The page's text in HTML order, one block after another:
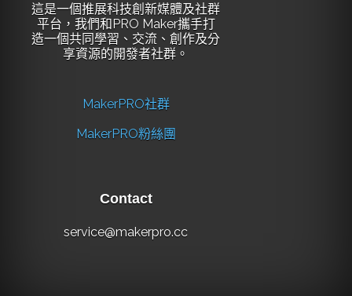
這是一個推展科技創新媒體及社群
平台，我們和PRO Maker攜手打
造一個共同學習、交流、創作及分
享資源的開發者社群。
MakerPRO社群
MakerPRO粉絲團
Contact
service@makerpro.cc